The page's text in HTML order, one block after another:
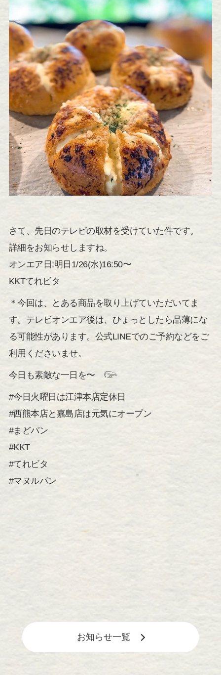
さて、先日のテレビの取材を受けていた件です。
詳細をお知らせしますね。
オンエア日:明日1/26(水)16:50〜
KKTてれビタ
＊今回は、とある商品を取り上げていただいてま
す。テレビオンエア後は、ひょっとしたら品薄にな
る可能性があります。公式LINEでのご予約などをご
利用くださいませ。
今日も素敵な一日を〜 𓅼
#今日火曜日は江津本店定休日
#西熊本店と嘉島店は元気にオープン
#まどパン
#KKT
#てれビタ
#マヌルパン
お知らせ一覧